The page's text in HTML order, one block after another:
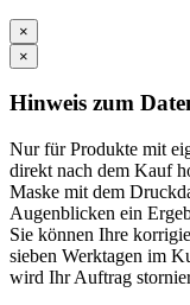
×
×
Hinweis zum
Nur für Produkte mit
direkt nach dem Kauf
Maske mit dem
Augenblicken ein
Sie können Ihre
sieben Werktagen im
wird Ihr Auftrag